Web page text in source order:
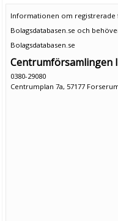
Informationen om
Bolagsdatabasen.se och
Bolagsdatabasen.se
Centrumförsamlingen
0380-29080
Centrumplan 7a, 57177